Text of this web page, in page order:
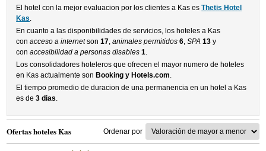
El hotel con la mejor evaluacion por los clientes a Kas esThetis Hotel
Kas.
En cuanto a las disponibilidades de servicios, los hoteles a Kas
conacceso a internetson17,animales permitidos 6,SPA 13 y
conaccesibilidad a personas disables 1.
Los consolidadores hoteleros que ofrecen el mayor numero de hoteles
en Kas actualmente son Booking y Hotels.com.
El tiempo promedio de duracion de una permanencia en un hotel a Kas
es de3 dias.
Ofertas hoteles Kas Ordenar por